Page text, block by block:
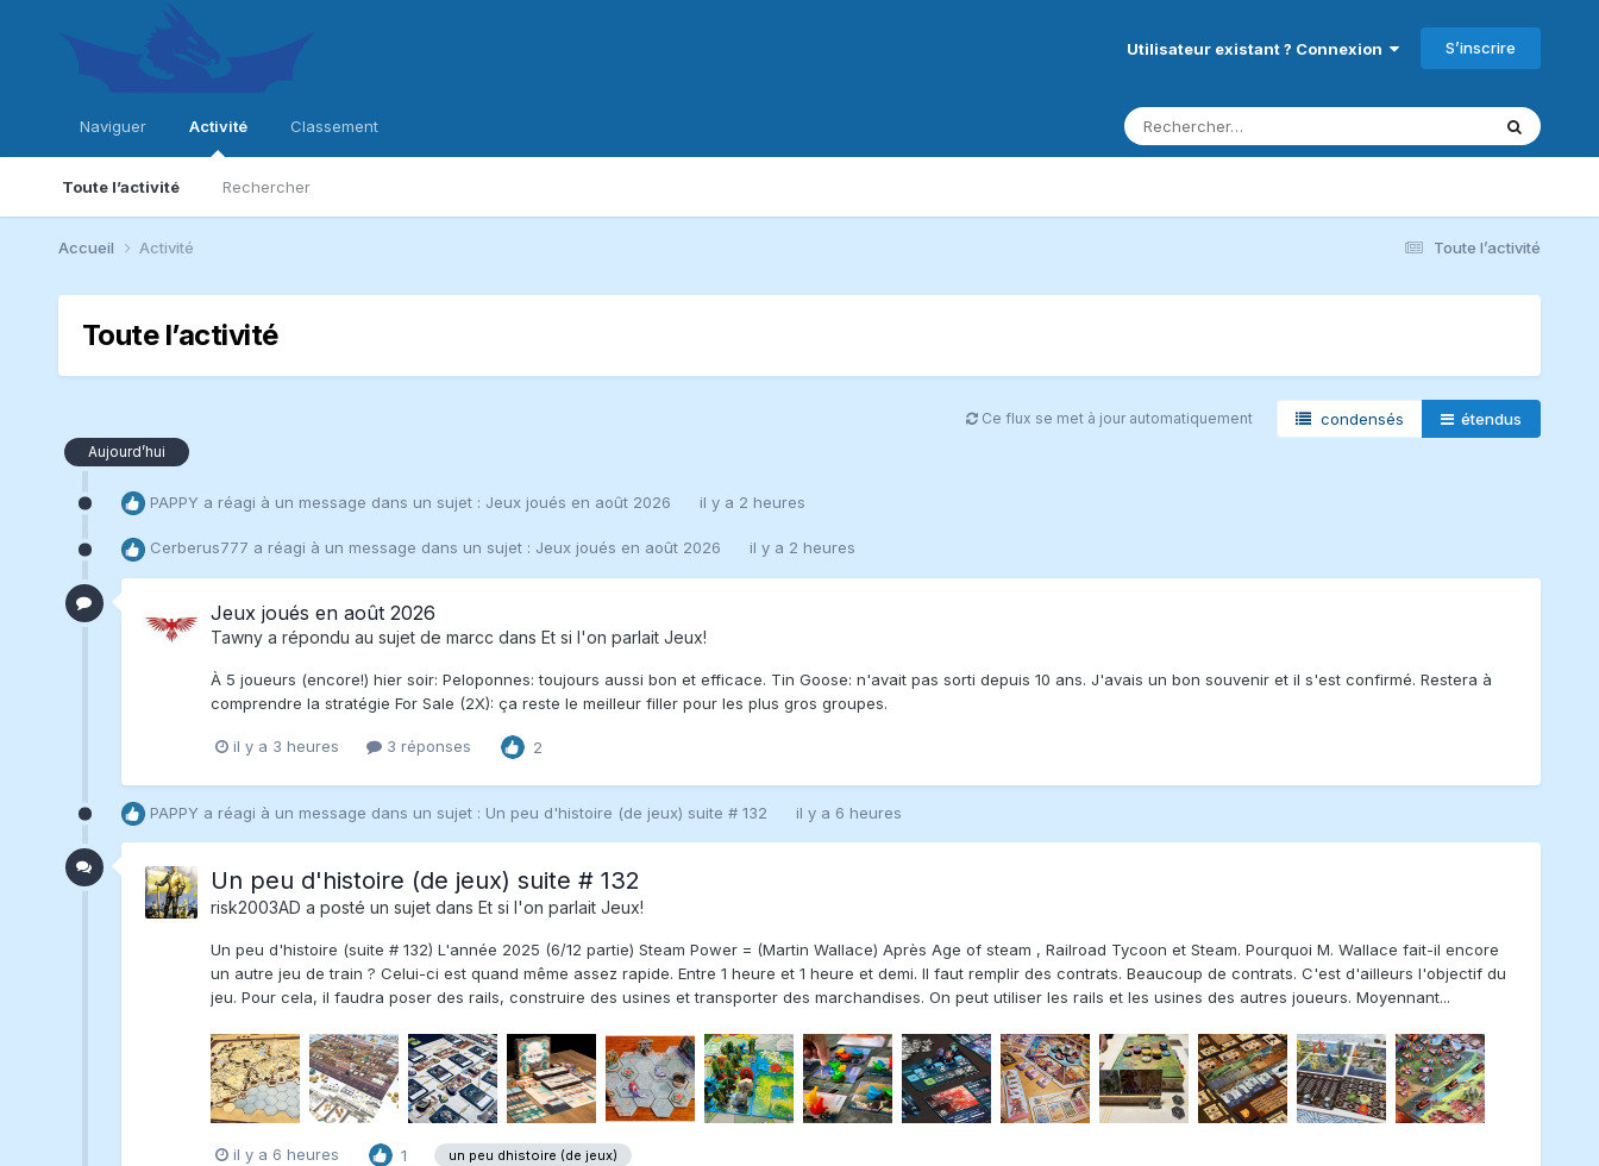
Utilisateur existant ? Connexion S’inscrire
Naviguer Activité
Toute l’activité Rechercher
Classement
Toute l’activité
Accueil Activité
Toute l’activité
Ce flux se met à jour automatiquement condensés étendus
Aujourd’hui
PAPPY a réagi à un message dans un sujet : Jeux joués en août 2026 il y a 2 heures
Cerberus777 a réagi à un message dans un sujet : Jeux joués en août 2026 il y a 2 heures
Jeux joués en août 2026
Tawnya répondu au sujet de marcc dans Et si l'on parlait Jeux!
À 5 joueurs (encore!) hier soir: Peloponnes: toujours aussi bon et efficace. Tin Goose: n'avait pas sorti depuis 10 ans. J'avais un bon souvenir et il s'est confirmé. Restera à
comprendre la stratégie For Sale (2X): ça reste le meilleur filler pour les plus gros groupes.
il y a 3 heures 3 réponses 2
PAPPY a réagi à un message dans un sujet : Un peu d'histoire (de jeux) suite # 132 il y a 6 heures
Un peu d'histoire (de jeux) suite # 132
risk2003AD a posté un sujet dans Et si l'on parlait Jeux!
Un peu d'histoire (suite # 132) L'année 2025 (6/12 partie) Steam Power = (Martin Wallace) Après Age of steam , Railroad Tycoon et Steam. Pourquoi M. Wallace fait-il encore
un autre jeu de train ? Celui-ci est quand même assez rapide. Entre 1 heure et 1 heure et demi. Il faut remplir des contrats. Beaucoup de contrats. C'est d'ailleurs l'objectif du
jeu. Pour cela, il faudra poser des rails, construire des usines et transporter des marchandises. On peut utiliser les rails et les usines des autres joueurs. Moyennant...
il y a 6 heures 1 un peu dhistoire (de jeux)